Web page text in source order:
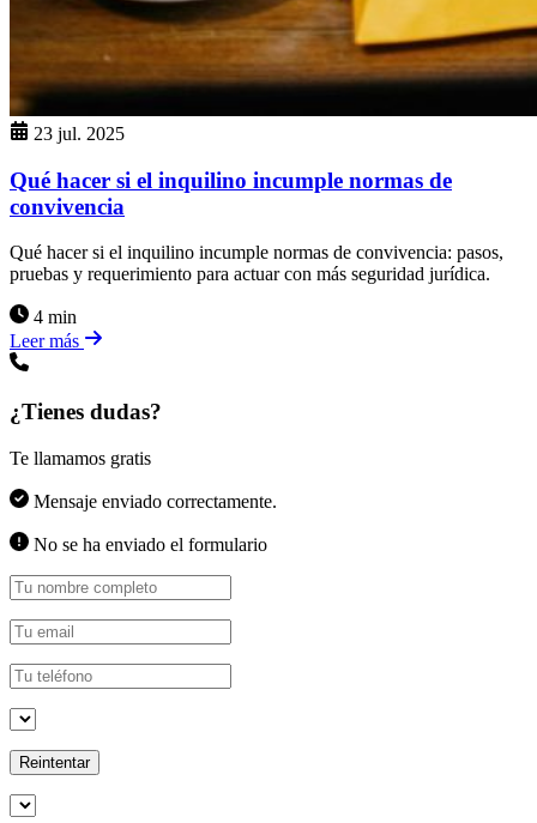
23 jul. 2025
Qué hacer si el inquilino incumple normas de
convivencia
Qué hacer si el inquilino incumple normas de convivencia: pasos,
pruebas y requerimiento para actuar con más seguridad jurídica.
4 min
Leer más
¿Tienes dudas?
Te llamamos gratis
Mensaje enviado correctamente.
No se ha enviado el formulario
Reintentar